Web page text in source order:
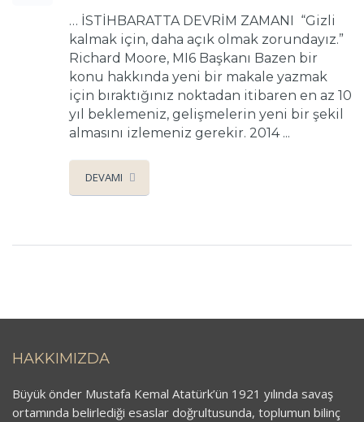
… İSTİHBARATTA DEVRİM ZAMANI “Gizli
kalmak için, daha açık olmak zorundayız.”
Richard Moore, MI6 Başkanı Bazen bir
konu hakkında yeni bir makale yazmak
için bıraktığınız noktadan itibaren en az 10
yıl beklemeniz, gelişmelerin yeni bir şekil
almasını izlemeniz gerekir. 2014 ...
DEVAMI
HAKKIMIZDA
Büyük önder Mustafa Kemal Atatürk’ün 1921 yılında savaş
ortamında belirlediği esaslar doğrultusunda, toplumun bilinç